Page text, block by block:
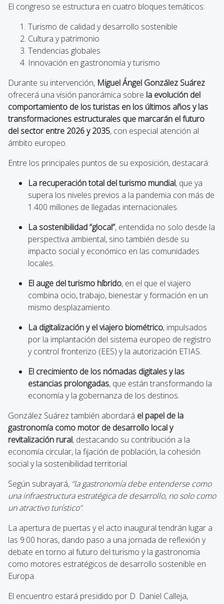
El congreso se estructura en cuatro bloques temáticos:
Turismo de calidad y desarrollo sostenible
Cultura y patrimonio
Tendencias globales
Innovación en gastronomía y turismo
Durante su intervención, Miguel Ángel González Suárez
ofrecerá una visión panorámica sobre la evolución del
comportamiento de los turistas en los últimos años y las
transformaciones estructurales que marcarán el futuro
del sector entre 2026 y 2035, con especial atención al
ámbito europeo.
Entre los principales puntos de su exposición, destacará:
La recuperación total del turismo mundial, que ya
supera los niveles previos a la pandemia con más de
1.400 millones de llegadas internacionales.
La sostenibilidad “glocal”, entendida no solo desde la
perspectiva ambiental, sino también desde su
impacto social y económico en las comunidades
locales.
El auge del turismo híbrido, en el que el viajero
combina ocio, trabajo, bienestar y formación en un
mismo desplazamiento.
La digitalización y el viajero biométrico, impulsados
por la implantación del sistema europeo de registro
y control fronterizo (EES) y la autorización ETIAS.
El crecimiento de los nómadas digitales y las
estancias prolongadas, que están transformando la
economía y la gobernanza de los destinos.
González Suárez también abordará el papel de la
gastronomía como motor de desarrollo local y
revitalización rural, destacando su contribución a la
economía circular, la fijación de población, la cohesión
social y la sostenibilidad territorial.
Según subrayará, “la gastronomía debe entenderse como
una infraestructura estratégica de desarrollo, no solo como
un atractivo turístico”.
La apertura de puertas y el acto inaugural tendrán lugar a
las 9:00 horas, dando paso a una jornada de reflexión y
debate en torno al futuro del turismo y la gastronomía
como motores estratégicos de desarrollo sostenible en
Europa.
El encuentro estará presidido por D. Daniel Calleja,